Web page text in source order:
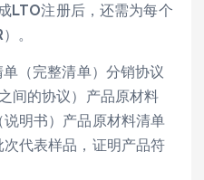
LTO注册后，还需为每个
。
（完整清单）分销协议
间的协议）产品原材料
明书）产品原材料清单
代表样品，证明产品符